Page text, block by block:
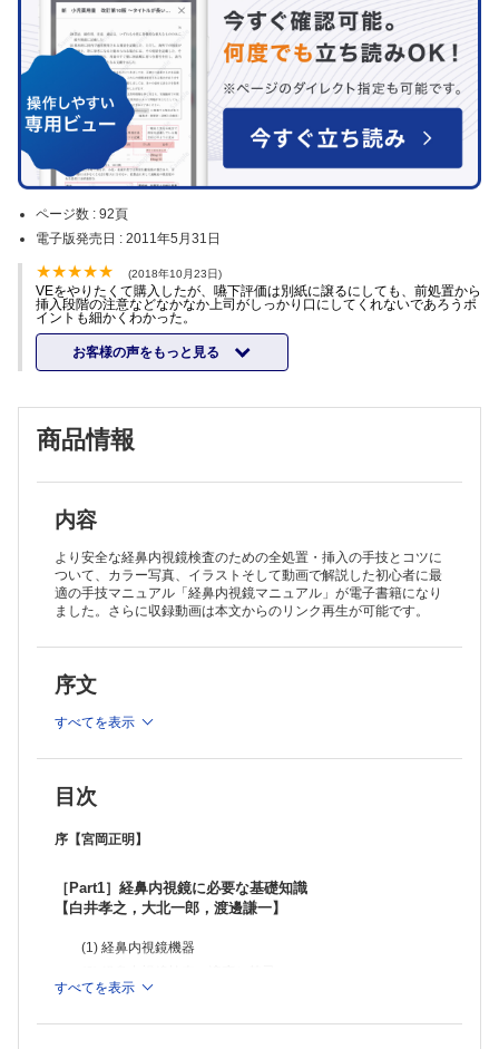
ページ数 : 92頁
電子版発売日 : 2011年5月31日
(2018年10月23日)
VEをやりたくて購入したが、嚥下評価は別紙に譲るにしても、前処置から
挿入段階の注意などなかなか上司がしっかり口にしてくれないであろうポ
イントも細かくわかった。
お客様の声をもっと見る
商品情報
内容
より安全な経鼻内視鏡検査のための全処置・挿入の手技とコツに
ついて、カラー写真、イラストそして動画で解説した初心者に最
適の手技マニュアル「経鼻内視鏡マニュアル」が電子書籍になり
ました。さらに収録動画は本文からのリンク再生が可能です。
序文
すべてを表示
目次
序【宮岡正明】
［Part1］経鼻内視鏡に必要な基礎知識
【白井孝之，大北一郎，渡邊謙一】
(1) 経鼻内視鏡機器
(3) 偶発症とその対策
(4) インフォームドコンセント：IC（informed consent）
すべてを表示